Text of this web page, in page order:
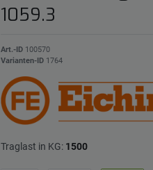
1059.3
Art.-ID 100570
Varianten-ID 1764
Traglast in KG: 1500